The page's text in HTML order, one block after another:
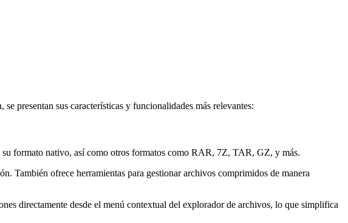
presentan sus características y funcionalidades más relevantes:
formato nativo, así como otros formatos como RAR, 7Z, TAR, GZ, y más.
También ofrece herramientas para gestionar archivos comprimidos de manera
directamente desde el menú contextual del explorador de archivos, lo que simplifica